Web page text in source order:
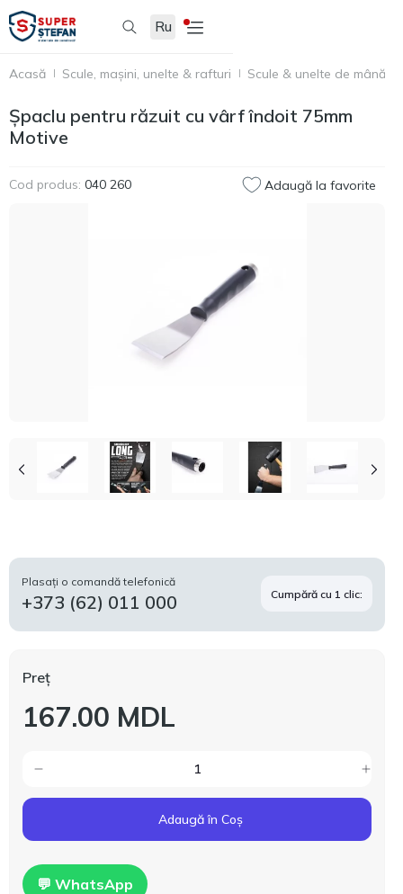
Ru
Acasă Scule, mașini, unelte & rafturi Scule & unelte de mână
Șpaclu pentru răzuit cu vârf îndoit 75mm
Motive
Cod produs: 040 260 Adaugă la favorite
Plasați o comandă telefonică
+373 (62) 011 000 Cumpără cu 1 clic:
Preț
167.00 MDL
Adaugă în Coș
💬 WhatsApp